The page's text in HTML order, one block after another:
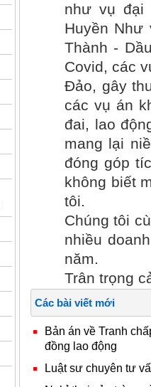
như vụ đại
Huyền Như
Thành -
Covid, các
Đảo, gây
các vụ án
đai, lao
mang lại
đóng góp
không biết
tôi.
Chúng tôi
nhiều
năm.
Trân trọng
Các bài viết mới
Bản án về Tranh
đồng lao động
Luật sư chuyên tư